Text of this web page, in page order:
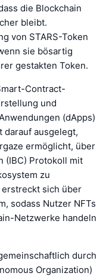
die Blockchain
bleibt.
von STARS-Token
sie bösartig
gestakten Token.
Contract-
und
(dApps)
darauf ausgelegt,
ermöglicht, über
(IBC) Protokoll mit
zu
sich über
sodass Nutzer NFTs
Netzwerke handeln
durch
Organization)